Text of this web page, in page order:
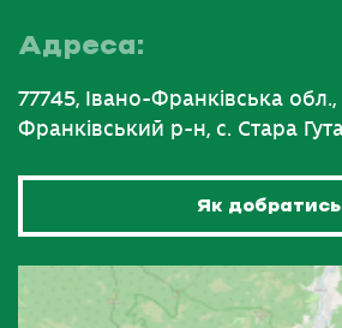
Адреса:
77745, Івано-Франківська обл.,
Франківський р-н, с. Стара
Як добратись